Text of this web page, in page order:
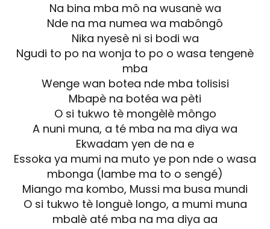
Na bina mba mô na wusanè wa
Nde na ma numea wa mabôngô
Nika nyesè ni si bodi wa
Ngudi to po na wonja to po o wasa tengenè
mba
Wenge wan botea nde mba tolisisi
Mbapè na botéa wa pèti
O si tukwo tè mongèlè môngo
A nuni muna, a té mba na ma diya wa
Ekwadam yen de na e
Essoka ya mumi na muto ye pon nde o wasa
mbonga (lambe ma to o sengé)
Miango ma kombo, Mussi ma busa mundi
O si tukwo tè longuè longo, a mumi muna
mbalè até mba na ma diya aa